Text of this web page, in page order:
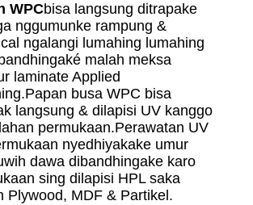
WPCbisa langsung ditrapake
nggumunke rampung &
ngalangi lumahing lumahing
malah meksa
laminate Applied
busa WPC bisa
langsung & dilapisi UV kanggo
permukaan.Perawatan UV
nyedhiyakake umur
dawa dibandhingake karo
sing dilapisi HPL saka
Plywood, MDF & Partikel.